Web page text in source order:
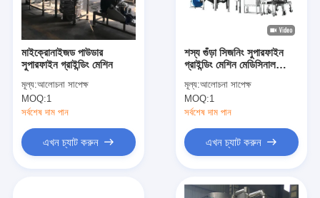
মাইক্রোনাইজড পাউডার
সুপারফাইন গ্রাইন্ডিং মেশিন
মূল্য:আলোচনা সাপেক্ষ
MOQ:1
সর্বশেষ দাম পান
এখন চ্যাট করুন
শস্য গুঁড়া সিজনিং সুপারফাইন
গ্রাইন্ডিং মেশিন মেডিসিনাল
মূল্য:আলোচনা সাপেক্ষ
MOQ:1
সর্বশেষ দাম পান
এখন চ্যাট করুন